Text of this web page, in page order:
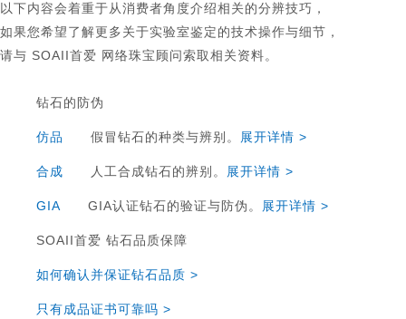
以下内容会着重于从消费者角度介绍相关的分辨技巧，
如果您希望了解更多关于实验室鉴定的技术操作与细节，
请与 SOAII首爱 网络珠宝顾问索取相关资料。
钻石的防伪
仿品 假冒钻石的种类与辨别。 展开详情 >
合成 人工合成钻石的辨别。 展开详情 >
GIA GIA认证钻石的验证与防伪。 展开详情 >
SOAII首爱 钻石品质保障
如何确认并保证钻石品质 >
只有成品证书可靠吗 >